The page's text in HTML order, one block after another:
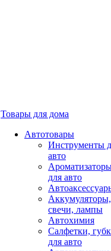
Товары для дома
Автотовары
Инструменты
авто
для авто
Аккумуляторы,
свечи, лампы
Автохимия
Салфетки,
для авто